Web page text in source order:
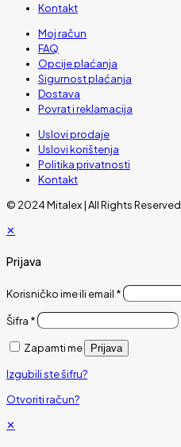
Kontakt
Moj račun
FAQ
Opcije plaćanja
Sigurnost plaćanja
Dostava
Povrat i reklamacija
Uslovi prodaje
Uslovi korištenja
Politika privatnosti
Kontakt
© 2024 Mitalex | All Rights Reserved
✕
Prijava
Korisničko ime ili email *
Šifra *
Zapamti me Prijava
Izgubili ste šifru?
Otvoriti račun?
✕